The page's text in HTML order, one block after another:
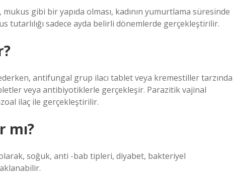
gibi bir yapıda olması, kadının yumurtlama süresinde
tutarlılığı sadece ayda belirli dönemlerde gerçekleştirilir.
antifungal grup ilacı tablet veya kremestiller tarzında
veya antibiyotiklerle gerçekleşir. Parazitik vajinal
ilaç ile gerçekleştirilir.
mı?
soğuk, anti -bab tipleri, diyabet, bakteriyel